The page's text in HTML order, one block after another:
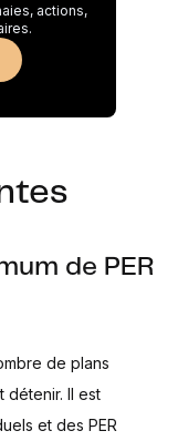
actions,
de PER
de plans
Il est
et des PER